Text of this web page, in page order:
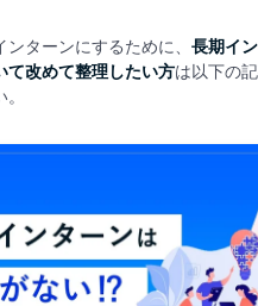
ターンにするために、 長期イ
て改めて整理したい方は以下の